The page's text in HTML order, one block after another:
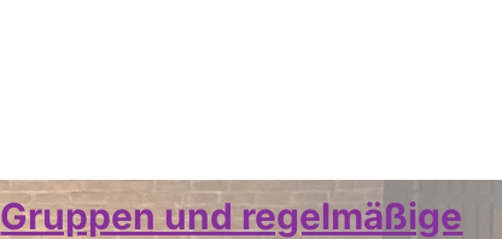
Gruppen und regelmäßige